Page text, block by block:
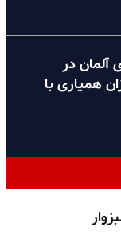
در
همیاری با